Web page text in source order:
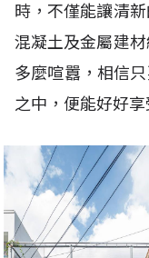
時，不僅能讓清
混凝土及金屬建
多麼喧囂，相信
之中，便能好好